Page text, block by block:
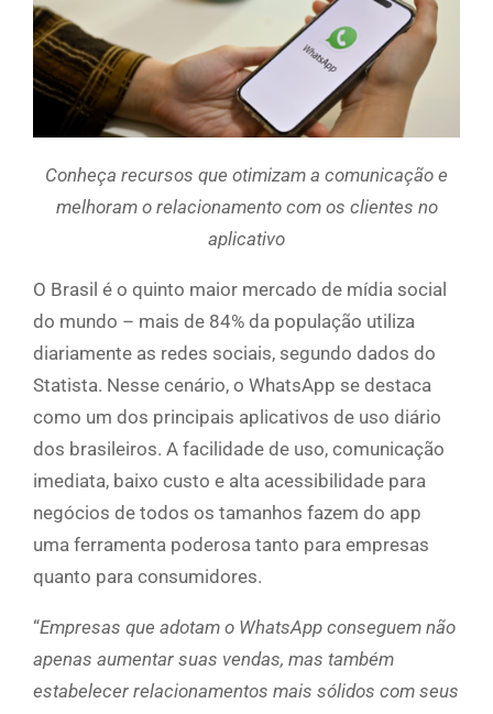
Conheça recursos que otimizam a comunicação e
melhoram o relacionamento com os clientes no
aplicativo
O Brasil é o quinto maior mercado de mídia social
do mundo – mais de 84% da população utiliza
diariamente as redes sociais, segundo dados do
Statista. Nesse cenário, o WhatsApp se destaca
como um dos principais aplicativos de uso diário
dos brasileiros. A facilidade de uso, comunicação
imediata, baixo custo e alta acessibilidade para
negócios de todos os tamanhos fazem do app
uma ferramenta poderosa tanto para empresas
quanto para consumidores.
“Empresas que adotam o WhatsApp conseguem não
apenas aumentar suas vendas, mas também
estabelecer relacionamentos mais sólidos com seus